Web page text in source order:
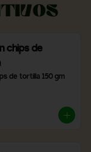
chips de
de tortilla 150 gm